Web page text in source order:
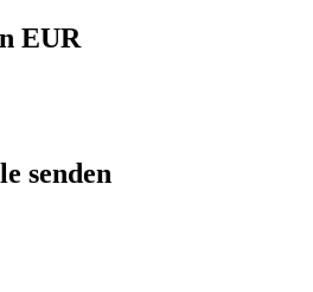
EUR
senden